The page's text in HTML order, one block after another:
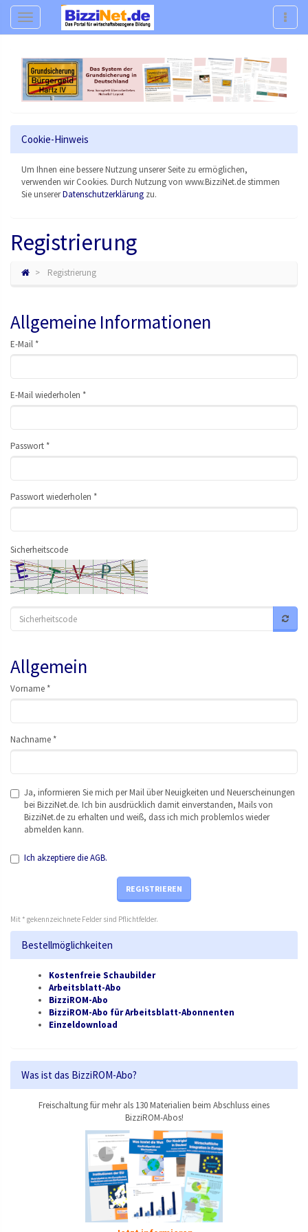
Navigation
Cookie-Hinweis
Um Ihnen eine bessere Nutzung unserer Seite zu ermöglichen,
verwenden wir Cookies. Durch Nutzung von www.BizziNet.de stimmen
Sie unsererDatenschutzerklärung zu.
Registrierung
Registrierung
Allgemeine Informationen
E-Mail *
E-Mail wiederholen *
Passwort *
Passwort wiederholen *
Sicherheitscode
Allgemein
Vorname *
Nachname *
Ja, informieren Sie mich per Mail über Neuigkeiten und Neuerscheinungen
bei BizziNet.de. Ich bin ausdrücklich damit einverstanden, Mails von
BizziNet.de zu erhalten und weiß, dass ich mich problemlos wieder
abmelden kann.
Ich akzeptiere die AGB.
REGISTRIEREN
Mit * gekennzeichnete Felder sind Pflichtfelder.
Bestellmöglichkeiten
Kostenfreie Schaubilder
Arbeitsblatt-Abo
BizziROM-Abo
BizziROM-Abo für Arbeitsblatt-Abonnenten
Einzeldownload
Was ist das BizziROM-Abo?
Freischaltung für mehr als 130 Materialien beim Abschluss eines
BizziROM-Abos!